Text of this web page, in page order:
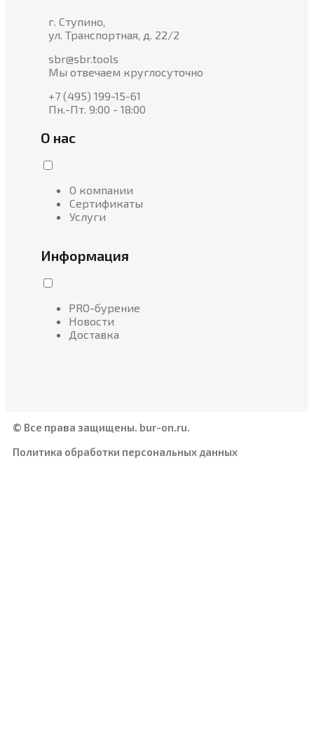
г. Ступино,
ул. Транспортная, д. 22/2
sbr@sbr.tools
Мы отвечаем круглосуточно
+7 (495) 199-15-61
Пн.-Пт. 9:00 - 18:00
О нас
О компании
Сертификаты
Услуги
Информация
PRO-бурение
Новости
Доставка
© Все права защищены. bur-on.ru.
Политика обработки персональных данных